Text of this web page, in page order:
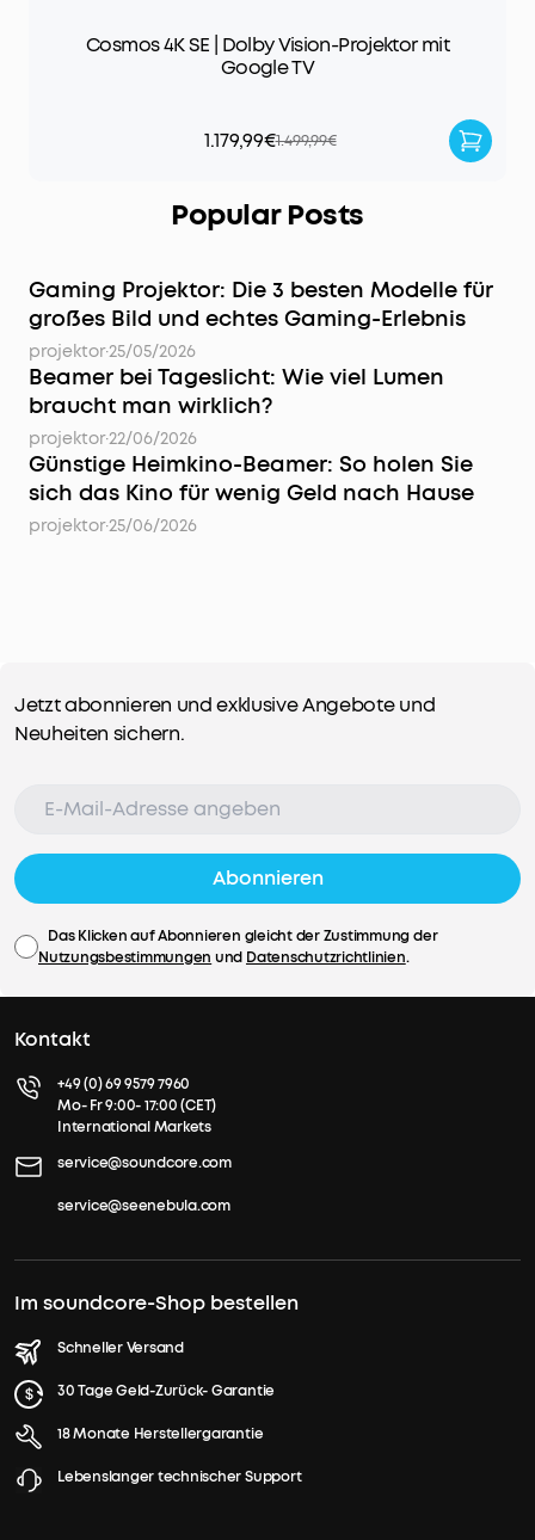
Cosmos 4K SE | Dolby Vision-Projektor mit
Google TV
1.179,99€1.499,99€
Popular Posts
Gaming Projektor: Die 3 besten Modelle für
großes Bild und echtes Gaming-Erlebnis
projektor·25/05/2026
Beamer bei Tageslicht: Wie viel Lumen
braucht man wirklich?
projektor·22/06/2026
Günstige Heimkino-Beamer: So holen Sie
sich das Kino für wenig Geld nach Hause
projektor·25/06/2026
Jetzt abonnieren und exklusive Angebote und
Neuheiten sichern.
Abonnieren
Das Klicken auf Abonnieren gleicht der Zustimmung der
Nutzungsbestimmungen und Datenschutzrichtlinien.
Kontakt
+49 (0) 69 9579 7960
Mo- Fr 9:00- 17:00 (CET)
International Markets
service@soundcore.com
service@seenebula.com
Im soundcore-Shop bestellen
Schneller Versand
30 Tage Geld-Zurück- Garantie
18 Monate Herstellergarantie
Lebenslanger technischer Support